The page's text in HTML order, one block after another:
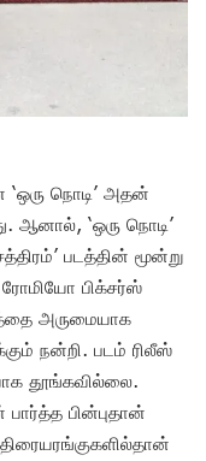
‘ஒரு நொடி’ அதன்
ஆனால், ‘ஒரு நொடி’
படத்தின் மூன்று
பிக்சர்ஸ்
அருமையாக
நன்றி. படம் ரிலீஸ்
தூங்கவில்லை.
பின்புதான்